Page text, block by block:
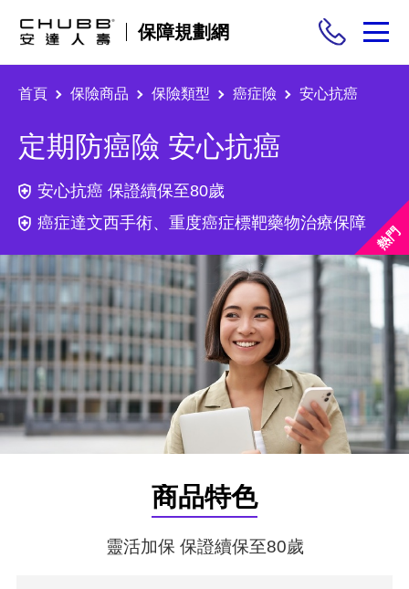
保障規劃網
保險商品
需求分析
投保與理賠
保險與生活
首頁 保險商品 保險類型 癌症險 安心抗癌
定期防癌險 安心抗癌
安心抗癌 保證續保至80歲
癌症達文西手術、重度癌症標靶藥物治療保障
商品特色
靈活加保 保證續保至80歲